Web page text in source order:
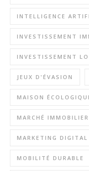
INTELLIGENCE
INVESTISSEMENT
INVESTISSEMENT
JEUX D'ÉVASION
MAISON
MARCHÉ
MARKETING DIGITAL
MOBILITÉ DURABLE